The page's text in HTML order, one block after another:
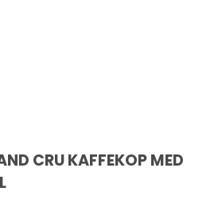
CRU KAFFEKOP MED